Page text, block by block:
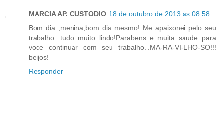
MARCIA AP. CUSTODIO 18 de outubro de 2013 às 08:58
Bom dia ,menina,bom dia mesmo! Me apaixonei pelo seu
trabalho...tudo muito lindo!Parabens e muita saude para
voce continuar com seu trabalho...MA-RA-VI-LHO-SO!!!
beijos!
Responder